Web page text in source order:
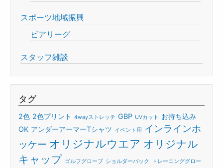
スポーツ地域振興
ビアリーグ
スタッフ雑談
タグ
2色 2色プリント 4wayストレッチ GBP UVカット
お持ち込み
OK アンダーアーマーTシャツ イベント用
インラインホ
ッケー オリジナルウエア オリジナル
キャップ ゴルフグローブ ショルダーバック トレーニンググロー